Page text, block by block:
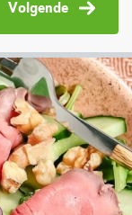
Volgende